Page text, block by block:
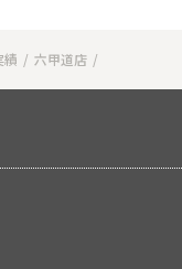
績 六甲道店